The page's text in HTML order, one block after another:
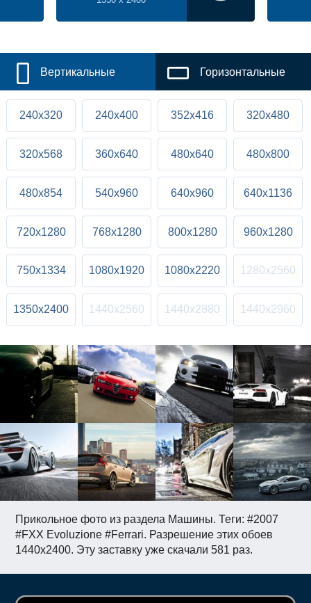
Прикольное фото из раздела Машины. Теги: #2007
#FXX Evoluzione #Ferrari. Разрешение этих обоев
1440x2400. Эту заставку уже скачали 581 раз.
Вертикальные Горизонтальные
240x320 240x400 352x416 320x480
320x568 360x640 480x640 480x800
480x854 540x960 640x960 640x1136
720x1280 768x1280 800x1280 960x1280
750x1334 1080x1920 1080x2220 1280x2560
1350x2400 1440x2560 1440x2880 1440x2960